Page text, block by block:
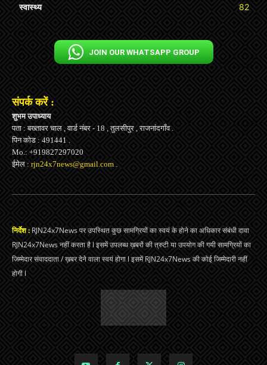
स्वास्थ्य
82
JOIN OUR WHATSAPP GROUP
संपर्क करें :
शुभम उपाध्याय
पता : बख्तावर चाल , वार्ड नंबर - 18 , तुलसीपुर , राजनांदगाँव .
पिन कोड : 491441 .
Mo.: +919827297020
ईमेल : rjn24x7news@gmail.com
निर्देश : RJN24x7News पर उपस्थित कुछ सामग्रियों का स्वयं के होने का अधिकार संबंधी दावा
RJN24x7News नहीं करता है l इसमें उपलब्ध ख़बरों की त्रुटी या उपयोग की गयी सामग्रियों का
जिम्मेदार संवाददाता / ख़बर देने वाला स्वयं होगा l इसमें RJN24x7News की कोई जिम्मेदारी नहीं
होगी l